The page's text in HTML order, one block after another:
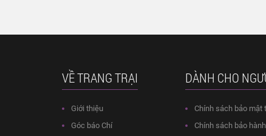
VỀ TRANG TRẠI
Giới thiệu
Góc báo Chí
DÀNH CHO
Chính sách bảo mật
Chính sách bảo